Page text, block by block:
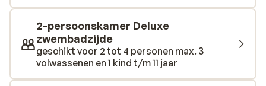
ook gezorgd, er staat iedere dag een buffet klaar en je
kunt er zelfs voor kiezen om à la carte te gaan dineren.
Naast ontspannen en heerlijk eten wil je misschien ook
een keer wat actiefs ondernemen. Een snorkeltrip is
altijd een aanrader want de onderwaterwereld is
werkelijk prachtig!
2-persoonskamer Deluxe
zwembadzijde
geschikt voor 2 tot 4 personen max. 3
volwassenen en 1 kind t/m 11 jaar